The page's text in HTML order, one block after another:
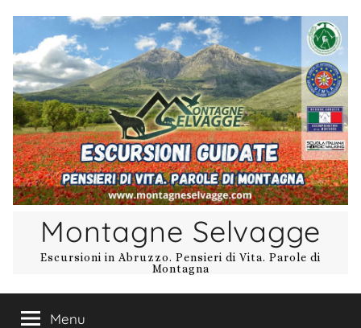
contenuto
Montagne Selvagge
Escursioni in Abruzzo. Pensieri di Vita. Parole di
Montagna
Menu